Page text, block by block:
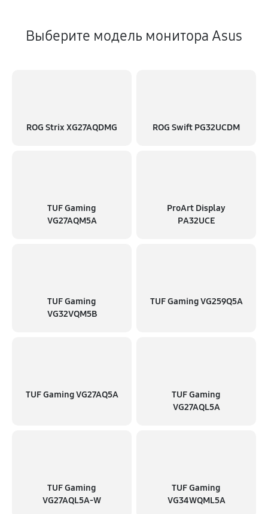
Выберите модель монитора Asus
ROG Strix XG27AQDMG ROG Swift PG32UCDM
TUF Gaming
VG27AQM5A
ProArt Display
PA32UCE
TUF Gaming
VG32VQM5B
TUF Gaming VG259Q5A
TUF Gaming VG27AQ5A
TUF Gaming
VG27AQL5A
TUF Gaming
VG27AQL5A-W
TUF Gaming
VG34WQML5A